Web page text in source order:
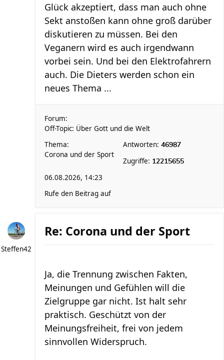
Glück akzeptiert, dass man auch ohne
Sekt anstoßen kann ohne groß darüber
diskutieren zu müssen. Bei den
Veganern wird es auch irgendwann
vorbei sein. Und bei den Elektrofahrern
auch. Die Dieters werden schon ein
neues Thema ...
Forum:
Off-Topic: Über Gott und die Welt
Thema:
Corona und der Sport
Antworten: 46987
Zugriffe: 12215655
06.08.2026, 14:23
Rufe den Beitrag auf
Steffen42
Re: Corona und der Sport
Ja, die Trennung zwischen Fakten,
Meinungen und Gefühlen will die
Zielgruppe gar nicht. Ist halt sehr
praktisch. Geschützt von der
Meinungsfreiheit, frei von jedem
sinnvollen Widerspruch.